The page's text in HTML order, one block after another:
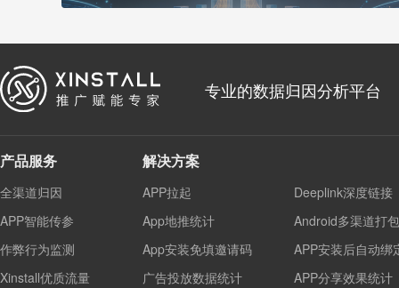
专业的数据归因分析平台
产品服务
全渠道归因
APP智能传参
作弊行为监测
Xinstall优质流量
解决方案
APP拉起
Deeplink深度链接
App地推统计
Android多渠道打包
App安装免填邀请码
APP安装后自动绑
广告投放数据统计
APP分享效果统计